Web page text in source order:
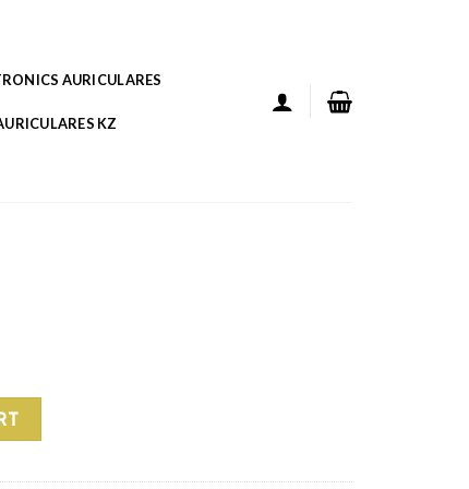
AURICULARES
KZ